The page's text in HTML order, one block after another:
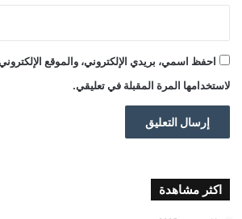
احفظ اسمي، بريدي الإلكتروني، والموقع
لاستخدامها المرة المقبلة في تعليقي.
اكثر مشاهدة